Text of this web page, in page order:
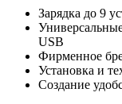
Зарядка до 9
USB
Фирменное
Установка и
Создание